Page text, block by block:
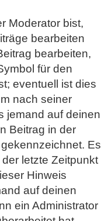
Moderator bist,
bearbeiten
bearbeiten,
für den
eventuell ist dies
nach seiner
jemand auf deinen
Beitrag in der
Es
letzte Zeitpunkt
Hinweis
auf deinen
ein Administrator